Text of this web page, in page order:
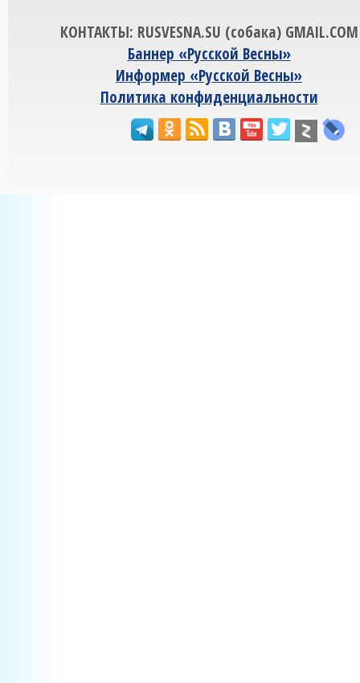
КОНТАКТЫ: RUSVESNA.SU (собака) GMAIL.COM
Баннер «Русской Весны»
Информер «Русской Весны»
Политика конфиденциальности